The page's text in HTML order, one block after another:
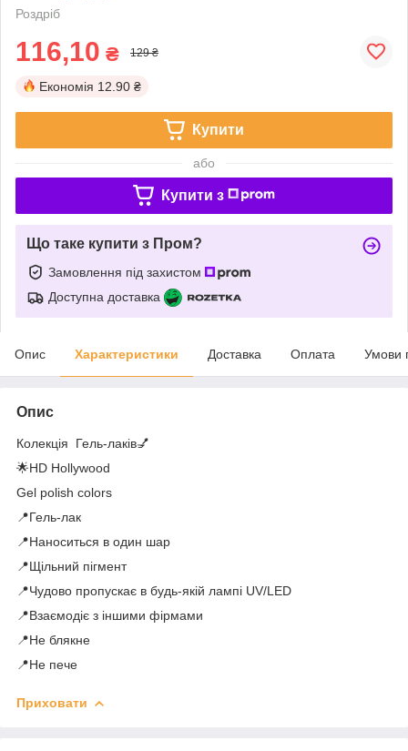
Роздріб
116,10 ₴ 129 ₴
Економія 12.90 ₴
Купити
або
Купити з
Що таке купити з Пром?
Замовлення під захистом
Доступна доставка
Опис Характеристики Доставка Оплата Умови
Опис
Колекція Гель-лаків💅
🌟HD Hollywood
Gel polish colors
📍Гель-лак
📍Наноситься в один шар
📍Щільний пігмент
📍Чудово пропускає в будь-якій лампі UV/LED
📍Взаємодіє з іншими фірмами
📍Не блякне
📍Не пече
Приховати